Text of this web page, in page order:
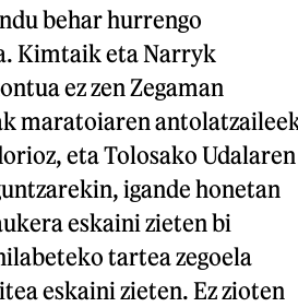
behar hurrengo
Kimtaik eta Narryk
ez zen Zegaman
maratoiaren
eta Tolosako Udalaren
igande honetan
eskaini zieten bi
tartea zegoela
eskaini zieten. Ez zioten